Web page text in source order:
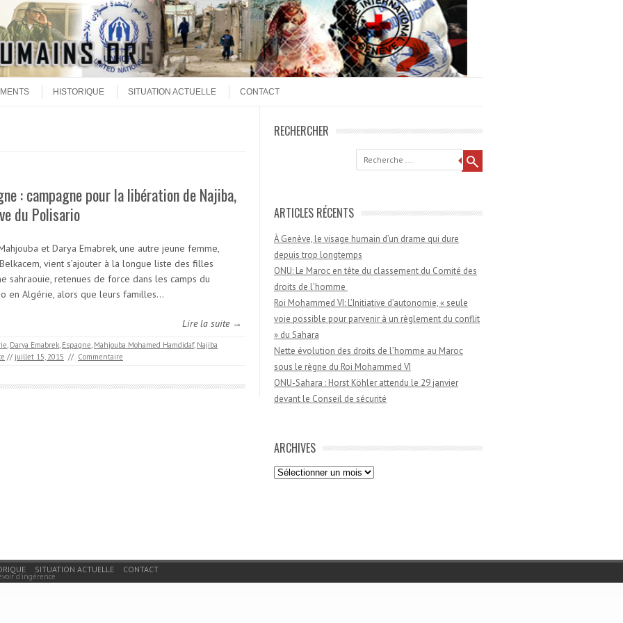
HISTORIQUE SITUATION ACTUELLE CONTACT
: campagne pour la libération de Najiba,
du Polisario
et Darya Emabrek, une autre jeune femme,
vient s’ajouter à la longue liste des filles
sahraouie, retenues de force dans les camps du
en Algérie, alors que leurs familles…
Lire la suite →
, Darya Emabrek, Espagne, Mahjouba Mohamed Hamdidaf, Najiba
// juillet 15, 2015 // Commentaire
RECHERCHER
ARTICLES RÉCENTS
À Genève, le visage humain d’un drame qui dure
depuis trop longtemps
ONU: Le Maroc en tête du classement du Comité des
droits de l’homme
Roi Mohammed VI: L’Initiative d’autonomie, « seule
voie possible pour parvenir à un règlement du conflit
» du Sahara
Nette évolution des droits de l’homme au Maroc
sous le règne du Roi Mohammed VI
ONU-Sahara : Horst Köhler attendu le 29 janvier
devant le Conseil de sécurité
ARCHIVES
Archives
SITUATION ACTUELLE CONTACT
d'ingérence